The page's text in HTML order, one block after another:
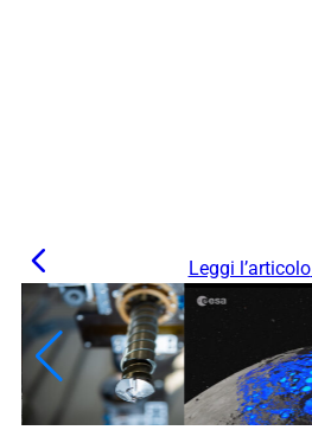
Leggi l’articolo